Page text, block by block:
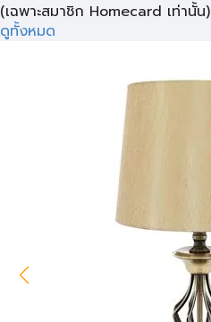
(เฉพาะสมาชิก Homecard เท่านั้น)
ดูทั้งหมด